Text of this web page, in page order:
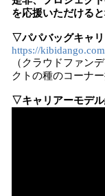
を応援いただけると
▽パパバッグキャ
https://
（クラウドファン
クトの種のコーナ
▽キャリアーモデ